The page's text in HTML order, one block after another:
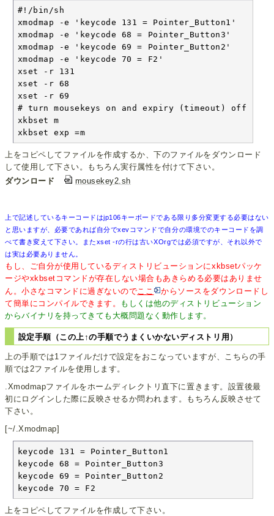
#!/bin/sh
xmodmap -e 'keycode 131 = Pointer_Button1'
xmodmap -e 'keycode 68 = Pointer_Button3'
xmodmap -e 'keycode 69 = Pointer_Button2'
xmodmap -e 'keycode 70 = F2'
xset -r 131
xset -r 68
xset -r 69
# turn mousekeys on and expiry (timeout) off
xkbset m
xkbset exp =m
上をコピペしてファイルを作成するか、下のファイルをダウンロード
して使用して下さい。もちろん実行属性を付けて下さい。
ダウンロード
mousekey2.sh
上で記述しているキーコードはjp106キーボードである限り多分変更する必要はない
と思いますが、必要であれば自分でxevコマンドで自分の環境でのキーコードを調
べて書き変えて下さい。またxset -rの行は古いXOrgでは必須ですが、それ以外で
は実は必要ありません。
もし、ご自分が使用しているディストリビューションにxkbsetパッケ
ージやxkbsetコマンドが存在しない場合もあきらめる必要はありませ
ん。小さなコマンドに過ぎないので ここ
からソースをダウンロードし
て簡単にコンパイルできます。
もしくは他のディストリビューション
からバイナリを持ってきても大概問題なく動作します。
設定手順（この上↑の手順でうまくいかないディストリ用）
上の手順では1ファイルだけで設定をおこなっていますが、こちらの手
順では2ファイルを使用します。
.Xmodmapファイルをホームディレクトリ直下に置きます。設置後最
初にログインした際に反映させるか問われます。もちろん反映させて
下さい。
[~/.Xmodmap]
keycode 131 = Pointer_Button1
keycode 68 = Pointer_Button3
keycode 69 = Pointer_Button2
keycode 70 = F2
上をコピペしてファイルを作成して下さい。